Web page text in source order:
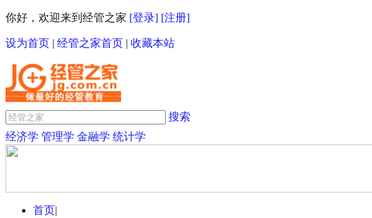
你好，欢迎来到经管之家 [登录] [注册]
设为首页 | 经管之家首页 | 收藏本站
搜索
经济学 管理学 金融学 统计学
首页|